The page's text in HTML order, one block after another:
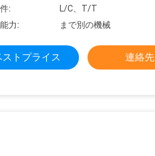
:
L/C、T/T
力:
まで別の機械
ストプライス 連絡先